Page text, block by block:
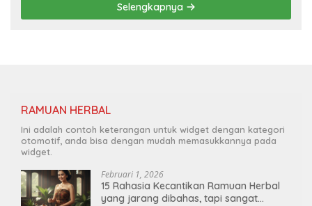
Selengkapnya
RAMUAN HERBAL
Ini adalah contoh keterangan untuk widget dengan kategori
otomotif, anda bisa dengan mudah memasukkannya pada
widget.
Februari 1, 2026
15 Rahasia Kecantikan Ramuan Herbal
yang jarang dibahas, tapi sangat